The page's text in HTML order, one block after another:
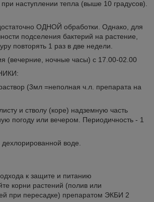
при наступлении тепла (выше 10 градусов).
ОДНОЙ обработки. Однако, для
подселения бактерий на растение,
повторять 1 раз в две недели.
(вечерние, ночные часы) с 17.00-02.00
(3мл =неполная ч.л. препарата на
и стволу (коре) надземную часть
погоду или вечером. Периодичность - 1
дехлорированной воде.
к защите и питанию
корни растений (полив или
при пересадке) препаратом ЭКБИ 2